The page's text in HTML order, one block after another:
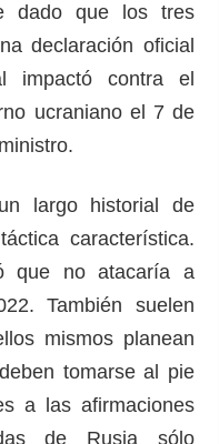
dado que los tres
declaración oficial
impactó contra el
ucraniano el 7 de
largo historial de
característica.
que no atacaría a
También suelen
mismos planean
tomarse al pie
a las afirmaciones
de Rusia sólo